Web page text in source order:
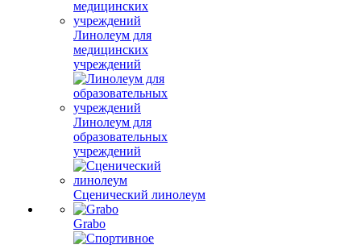
Линолеум для
медицинских
учреждений
Линолеум для
образовательных
учреждений
Сценический линолеум
Grabo